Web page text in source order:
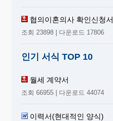
협의이혼의사 확인신청서
조회 23898 | 다운로드 17806
인기 서식 TOP 10
월세 계약서
조회 66955 | 다운로드 44074
이력서(현대적인 양식)